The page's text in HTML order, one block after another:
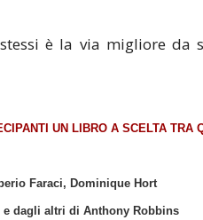
è la via migliore
UN LIBRO A SCELTA TRA
Faraci, Dominique Hort
dagli altri di Anthony Robbins